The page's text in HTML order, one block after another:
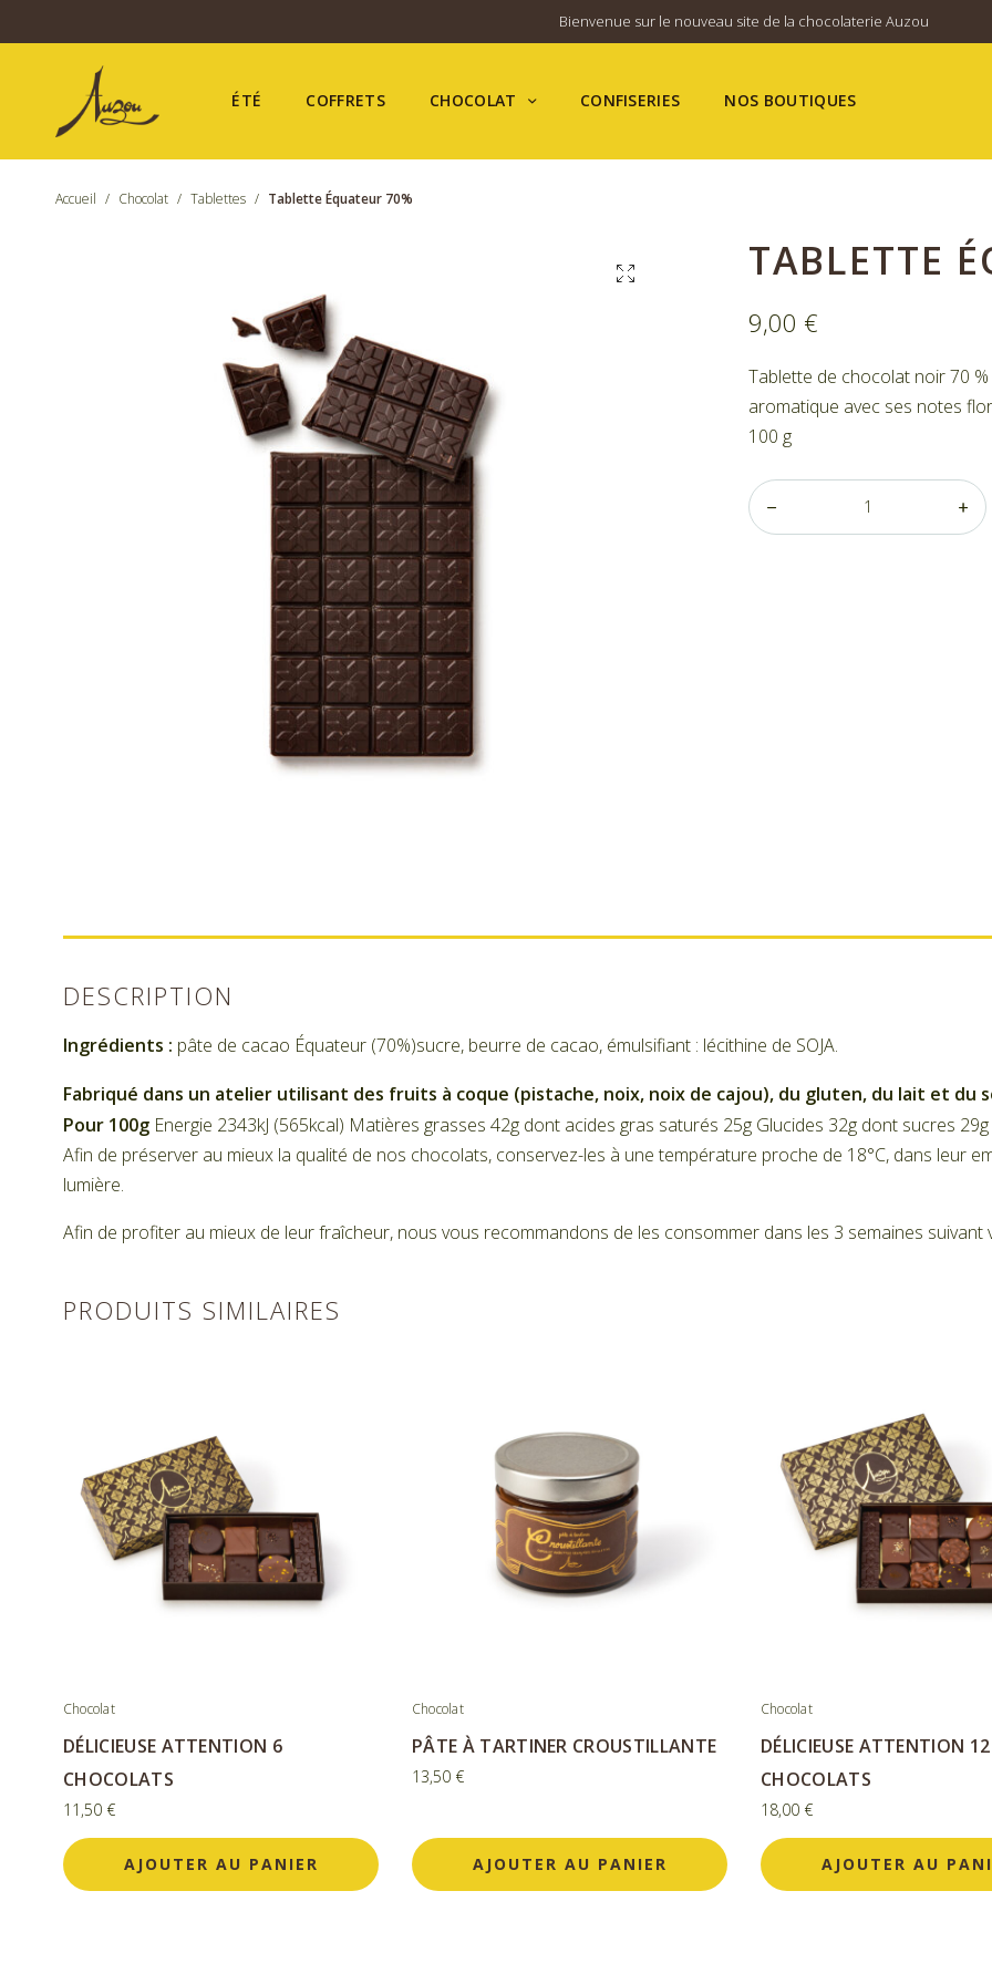
Bienvenue sur le nouveau site de la chocolaterie Auzou
ÉTÉ COFFRETS CHOCOLAT CONFISERIES NOS BOUTIQUES
Accueil / Chocolat / Tablettes / Tablette Équateur 70%
TABLETTE
9,00 €
Tablette de chocolat noir 70
aromatique avec ses notes
100 g
DESCRIPTION
Ingrédients : pâte de cacao Équateur (70%)sucre, beurre de cacao, émulsifiant : lécithine de SOJA.
Fabriqué dans un atelier utilisant des fruits à coque (pistache, noix, noix de cajou), du gluten, du lait et du
Pour 100g Energie 2343kJ (565kcal) Matières grasses 42g dont acides gras saturés 25g Glucides 32g dont sucres
Afin de préserver au mieux la qualité de nos chocolats, conservez-les à une température proche de 18°C, dans leur
lumière.
Afin de profiter au mieux de leur fraîcheur, nous vous recommandons de les consommer dans les 3 semaines suivant
PRODUITS SIMILAIRES
Chocolat
DÉLICIEUSE ATTENTION 6
CHOCOLATS
11,50 €
AJOUTER AU PANIER
Chocolat
PÂTE À TARTINER CROUSTILLANTE
13,50 €
AJOUTER AU PANIER
Chocolat
DÉLICIEUSE ATTENTION 12
CHOCOLATS
18,00 €
AJOUTER AU